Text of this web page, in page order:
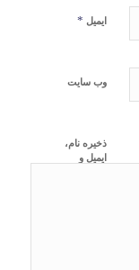
ایمیل *
وب‌ سایت
ذخیره نام،
ایمیل و